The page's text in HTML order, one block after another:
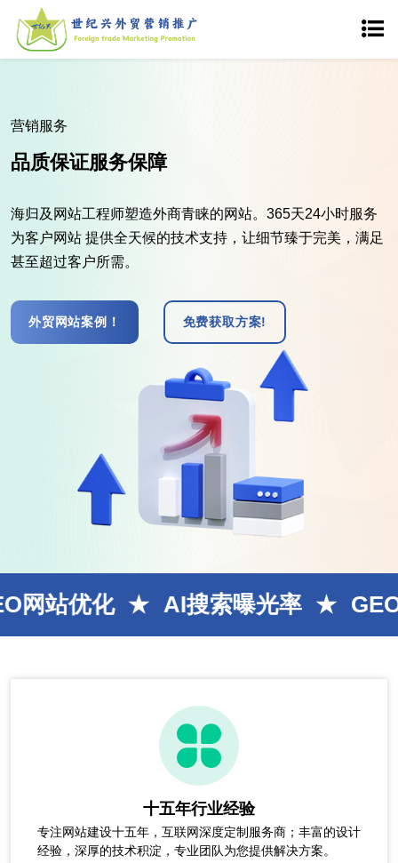
快速传播 精准获客
让您的企业搭乘流量引擎的列车
基于人工+AI的seo优化技术，为企业网站量身定制网站优化
方案，指定任意行业词、产品词、品牌词、竞品词、流量
词、长尾词轻松上首页！
想了解更多？ 我们的SEO服务!
AI搜索曝光率 GEO优化排名
十五年行业经验
专注网站建设十五年，互联网深度定制服务商；丰富的设计
经验，深厚的技术积淀，专业团队为您提供解决方案。